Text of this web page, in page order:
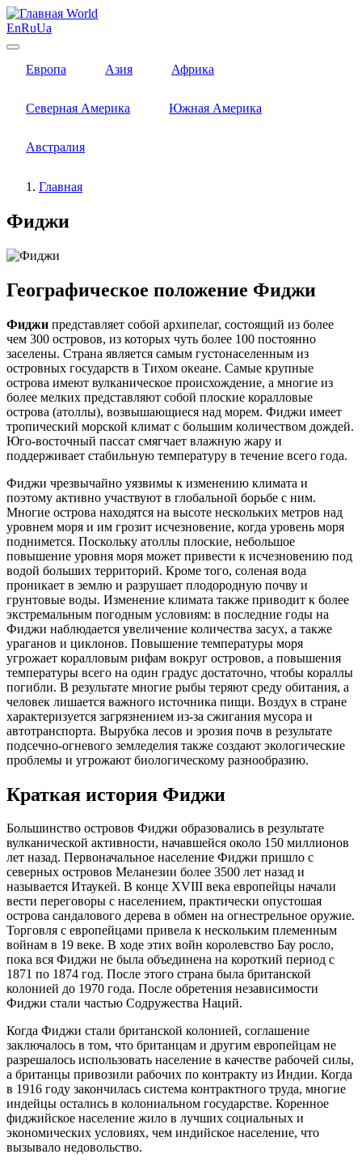
World
EnRuUa
Европа Азия Африка
Северная Америка Южная Америка
Австралия
Главная
Фиджи
Географическое положение Фиджи
Фиджи представляет собой архипелаг, состоящий из более
чем 300 островов, из которых чуть более 100 постоянно
заселены. Страна является самым густонаселенным из
островных государств в Тихом океане. Самые крупные
острова имеют вулканическое происхождение, а многие из
более мелких представляют собой плоские коралловые
острова (атоллы), возвышающиеся над морем. Фиджи имеет
тропический морской климат с большим количеством дождей.
Юго-восточный пассат смягчает влажную жару и
поддерживает стабильную температуру в течение всего года.
Фиджи чрезвычайно уязвимы к изменению климата и
поэтому активно участвуют в глобальной борьбе с ним.
Многие острова находятся на высоте нескольких метров над
уровнем моря и им грозит исчезновение, когда уровень моря
поднимется. Поскольку атоллы плоские, небольшое
повышение уровня моря может привести к исчезновению под
водой больших территорий. Кроме того, соленая вода
проникает в землю и разрушает плодородную почву и
грунтовые воды. Изменение климата также приводит к более
экстремальным погодным условиям: в последние годы на
Фиджи наблюдается увеличение количества засух, а также
ураганов и циклонов. Повышение температуры моря
угрожает коралловым рифам вокруг островов, а повышения
температуры всего на один градус достаточно, чтобы кораллы
погибли. В результате многие рыбы теряют среду обитания, а
человек лишается важного источника пищи. Воздух в стране
характеризуется загрязнением из-за сжигания мусора и
автотранспорта. Вырубка лесов и эрозия почв в результате
подсечно-огневого земледелия также создают экологические
проблемы и угрожают биологическому разнообразию.
Краткая история Фиджи
Большинство островов Фиджи образовались в результате
вулканической активности, начавшейся около 150 миллионов
лет назад. Первоначальное население Фиджи пришло с
северных островов Меланезии более 3500 лет назад и
называется Итаукей. В конце XVIII века европейцы начали
вести переговоры с населением, практически опустошая
острова сандалового дерева в обмен на огнестрельное оружие.
Торговля с европейцами привела к нескольким племенным
войнам в 19 веке. В ходе этих войн королевство Бау росло,
пока вся Фиджи не была объединена на короткий период с
1871 по 1874 год. После этого страна была британской
колонией до 1970 года. После обретения независимости
Фиджи стали частью Содружества Наций.
Когда Фиджи стали британской колонией, соглашение
заключалось в том, что британцам и другим европейцам не
разрешалось использовать население в качестве рабочей силы,
а британцы привозили рабочих по контракту из Индии. Когда
в 1916 году закончилась система контрактного труда, многие
индейцы остались в колониальном государстве. Коренное
фиджийское население жило в лучших социальных и
экономических условиях, чем индийское население, что
вызывало недовольство.